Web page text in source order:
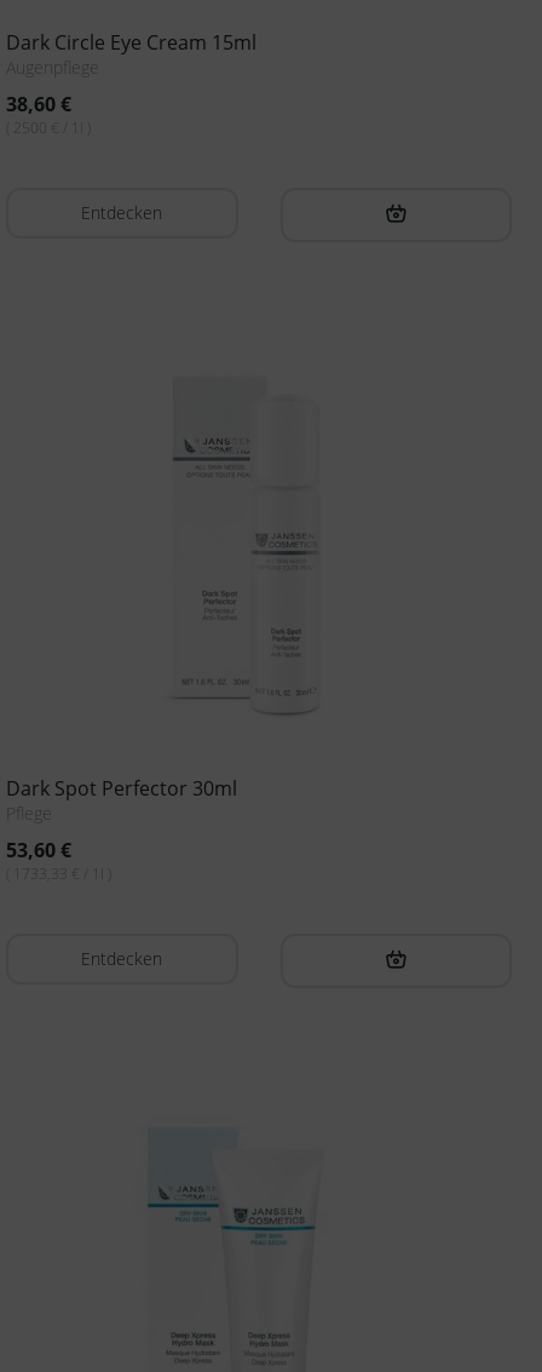
Dark Circle Eye Cream 15ml
Augenpflege
38,60€
( 2500 € / 1l )
Entdecken
Dark Spot Perfector 30ml
Pflege
53,60€
( 1733,33 € / 1l )
Entdecken